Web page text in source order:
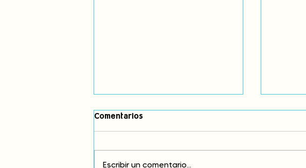
Comentarios
Escribir un comentario...